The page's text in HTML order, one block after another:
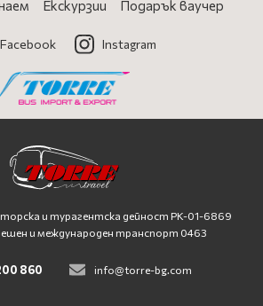
Екскурзии Подарък ваучер
Facebook Instagram
и турагентска дейност PK-01-6869
и международен транспорт 0463
860 info@torre-bg.com